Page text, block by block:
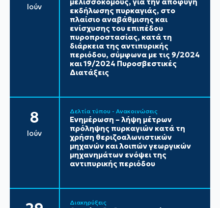
Ιούν
μελισσοκόμους, για την αποφυγή
εκδήλωσης πυρκαγιάς, στο
πλαίσιο αναβάθμισης και
ενίσχυσης του επιπέδου
πυροπροστασίας, κατά τη
διάρκεια της αντιπυρικής
περιόδου, σύμφωνα με τις 9/2024
και 19/2024 Πυροσβεστικές
Διατάξεις
8
Ιούν
Δελτία τύπου - Ανακοινώσεις
Ενημέρωση – λήψη μέτρων
πρόληψης πυρκαγιών κατά τη
χρήση θεριζοαλωνιστικών
μηχανών και λοιπών γεωργικών
μηχανημάτων ενόψει της
αντιπυρικής περιόδου
Διακηρύξεις